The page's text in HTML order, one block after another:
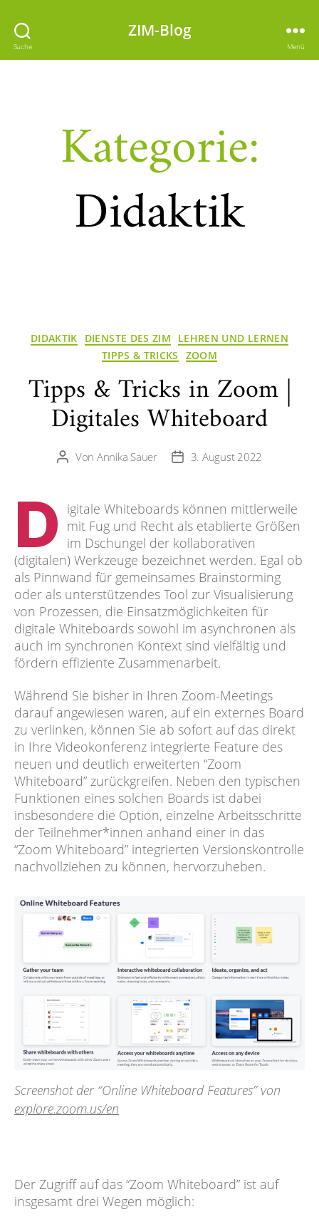
Suche
ZIM-Blog
Menü
Kategorie:
Didaktik
Kategorien
DIDAKTIK DIENSTE DES ZIM
LEHREN UND LERNEN
TIPPS & TRICKS
ZOOM
Tipps & Tricks in Zoom |
Digitales Whiteboard
Beitragsautor
Von Annika Sauer Veröffentlichungsdatum
3. August 2022
D igitale Whiteboards können mittlerweile
mit Fug und Recht als etablierte Größen
im Dschungel der kollaborativen
(digitalen) Werkzeuge bezeichnet werden. Egal ob
als Pinnwand für gemeinsames Brainstorming
oder als unterstützendes Tool zur Visualisierung
von Prozessen, die Einsatzmöglichkeiten für
digitale Whiteboards sowohl im asynchronen als
auch im synchronen Kontext sind vielfältig und
fördern effiziente Zusammenarbeit.
Während Sie bisher in Ihren Zoom-Meetings
darauf angewiesen waren, auf ein externes Board
zu verlinken, können Sie ab sofort auf das direkt
in Ihre Videokonferenz integrierte Feature des
neuen und deutlich erweiterten “Zoom
Whiteboard” zurückgreifen. Neben den typischen
Funktionen eines solchen Boards ist dabei
insbesondere die Option, einzelne Arbeitsschritte
der Teilnehmer*innen anhand einer in das
“Zoom Whiteboard” integrierten Versionskontrolle
nachvollziehen zu können, hervorzuheben.
Screenshot der “Online Whiteboard Features” von
explore.zoom.us/en
Der Zugriff auf das “Zoom Whiteboard” ist auf
insgesamt drei Wegen möglich: